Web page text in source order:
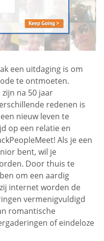
een uitdaging is om
te ontmoeten.
na 50 jaar
redenen is
nieuw leven te
op een relatie en
Als je een
bent, wil je
Door thuis te
om een aardig
internet worden de
vermenigvuldigd
romantische
of eindeloze